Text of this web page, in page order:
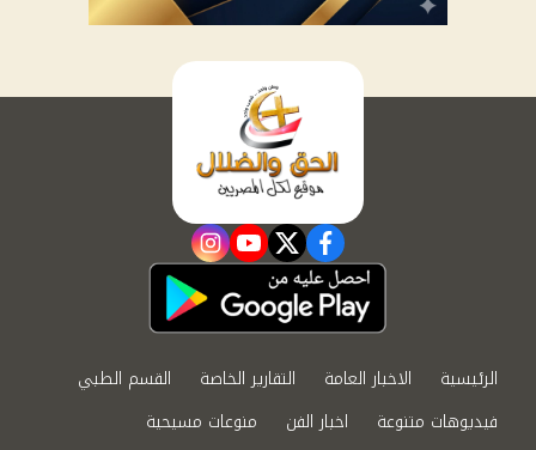
facebook
twitter
youtube
instagram
الرئيسية الاخبار العامة التقارير الخاصة
القسم الطبي
فيديوهات متنوعة
اخبار الفن
منوعات مسيحية